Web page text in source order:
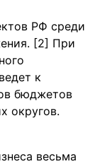
РФ среди
[2] При
к
бюджетов
округов.
весьма